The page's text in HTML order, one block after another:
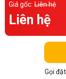
Chính sách
Giá gốc: Liên hệ
Liên hệ
Gọi